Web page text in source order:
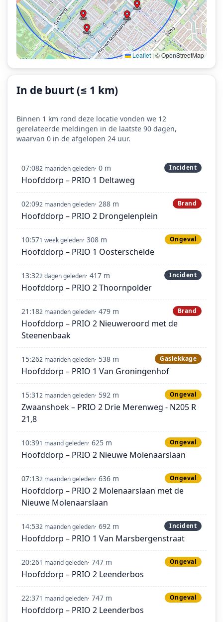
Leaflet | © OpenStreetMap
In de buurt (≤ 1 km)
Binnen 1 km rond deze locatie vonden we 12
gerelateerde meldingen in de laatste 90 dagen,
waarvan 0 in de afgelopen 24 uur.
07:082 maanden geleden· 0 m Incident
Hoofddorp – PRIO 1 Deltaweg
02:092 maanden geleden· 288 m Brand
Hoofddorp – PRIO 2 Drongelenplein
10:571 week geleden· 308 m Ongeval
Hoofddorp – PRIO 1 Oosterschelde
13:322 dagen geleden· 417 m Incident
Hoofddorp – PRIO 2 Thoornpolder
21:182 maanden geleden· 479 m Brand
Hoofddorp – PRIO 2 Nieuweroord met de
Steenenbaak
15:262 maanden geleden· 538 m Gaslekkage
Hoofddorp – PRIO 1 Van Groningenhof
15:312 maanden geleden· 592 m Ongeval
Zwaanshoek – PRIO 2 Drie Merenweg - N205 R
21,8
10:391 maand geleden· 625 m Ongeval
Hoofddorp – PRIO 2 Nieuwe Molenaarslaan
07:132 maanden geleden· 636 m Ongeval
Hoofddorp – PRIO 2 Molenaarslaan met de
Nieuwe Molenaarslaan
14:532 maanden geleden· 692 m Incident
Hoofddorp – PRIO 1 Van Marsbergenstraat
20:261 maand geleden· 747 m Ongeval
Hoofddorp – PRIO 2 Leenderbos
22:371 maand geleden· 747 m Ongeval
Hoofddorp – PRIO 2 Leenderbos